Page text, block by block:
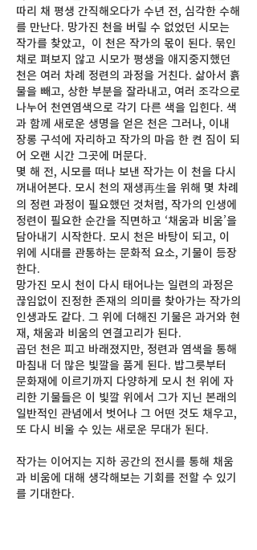
따리 채 평생 간직해오다가 수년 전, 심각한 수해
를 만난다. 망가진 천을 버릴 수 없었던 시모는
작가를 찾았고, 이 천은 작가의 몫이 된다. 묶인
채로 펴보지 않고 시모가 평생을 애지중지했던
천은 여러 차례 정련의 과정을 거친다. 삶아서 흙
물을 빼고, 상한 부분을 잘라내고, 여러 조각으로
나누어 천연염색으로 각기 다른 색을 입힌다. 색
과 함께 새로운 생명을 얻은 천은 그러나, 이내
장롱 구석에 자리하고 작가의 마음 한 켠 짐이 되
어 오랜 시간 그곳에 머문다.
몇 해 전, 시모를 떠나 보낸 작가는 이 천을 다시
꺼내어본다. 모시 천의 재생再生을 위해 몇 차례
의 정련 과정이 필요했던 것처럼, 작가의 인생에
정련이 필요한 순간을 직면하고 ‘채움과 비움’을
담아내기 시작한다. 모시 천은 바탕이 되고, 이
위에 시대를 관통하는 문화적 요소, 기물이 등장
한다.
망가진 모시 천이 다시 태어나는 일련의 과정은
끊임없이 진정한 존재의 의미를 찾아가는 작가의
인생과도 같다. 그 위에 더해진 기물은 과거와 현
재, 채움과 비움의 연결고리가 된다.
곱던 천은 피고 바래졌지만, 정련과 염색을 통해
마침내 더 많은 빛깔을 품게 된다. 밥그릇부터
문화재에 이르기까지 다양하게 모시 천 위에 자
리한 기물들은 이 빛깔 위에서 그가 지닌 본래의
일반적인 관념에서 벗어나 그 어떤 것도 채우고,
또 다시 비울 수 있는 새로운 무대가 된다.
작가는 이어지는 지하 공간의 전시를 통해 채움
과 비움에 대해 생각해보는 기회를 전할 수 있기
를 기대한다.